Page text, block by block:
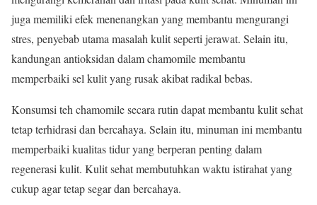
juga memiliki efek menenangkan yang membantu mengurangi
stres, penyebab utama masalah kulit seperti jerawat. Selain itu,
kandungan antioksidan dalam chamomile membantu
memperbaiki sel kulit yang rusak akibat radikal bebas.
Konsumsi teh chamomile secara rutin dapat membantu kulit sehat
tetap terhidrasi dan bercahaya. Selain itu, minuman ini membantu
memperbaiki kualitas tidur yang berperan penting dalam
regenerasi kulit. Kulit sehat membutuhkan waktu istirahat yang
cukup agar tetap segar dan bercahaya.